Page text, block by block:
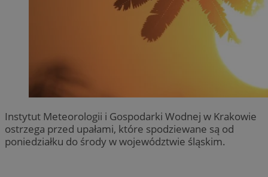
Instytut Meteorologii i Gospodarki Wodnej w Krakowie
ostrzega przed upałami, które spodziewane są od
poniedziałku do środy w województwie śląskim.